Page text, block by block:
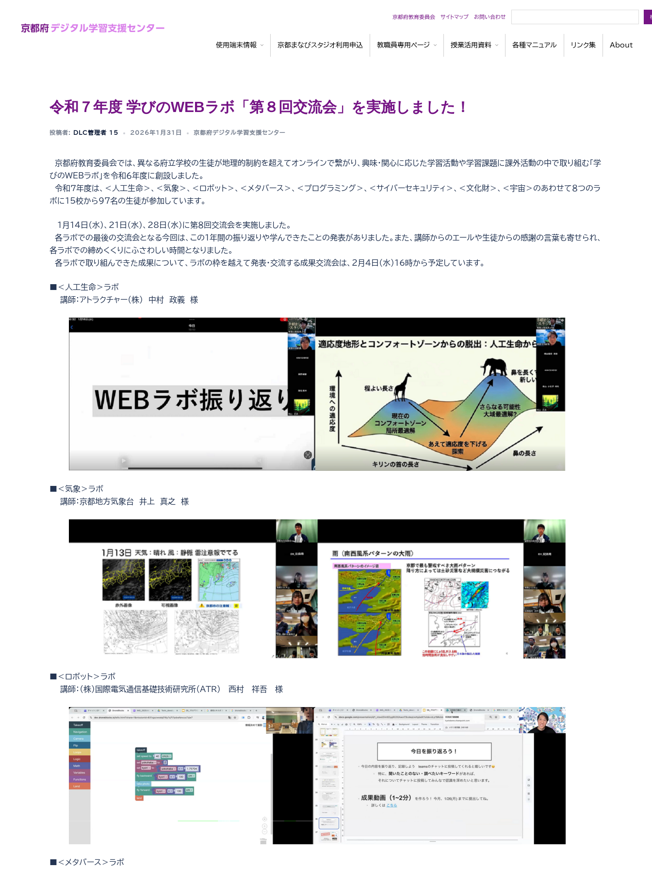
京都府教育委員会 サイトマップ お問い合わせ
索
使用端末情報 京都まなびスタジオ利用申込 教職員専用ページ 授業活用資料 各種マニュアル リンク集 About
令和７年度 学びのWEBラボ「第８回交流会」を実施しました！
投稿者: DLC管理者 15 2026年1月31日 京都府デジタル学習支援センター
京都府教育委員会では、異なる府立学校の生徒が地理的制約を超えてオンラインで繋がり、興味・関心に応じた学習活動や学習課題に課外活動の中で取り組む「学
びのWEBラボ」を令和６年度に創設しました。
令和７年度は、＜人工生命＞、＜気象＞、＜ロボット＞、＜メタバース＞、＜プログラミング＞、＜サイバーセキュリティ＞、＜文化財＞、＜宇宙＞のあわせて８つのラ
ボに15校から97名の生徒が参加しています。
１月14日（水）、21日（水）、28日（水）に第８回交流会を実施しました。
各ラボでの最後の交流会となる今回は、この１年間の振り返りや学んできたことの発表がありました。また、講師からのエールや生徒からの感謝の言葉も寄せられ、
各ラボでの締めくくりにふさわしい時間となりました。
各ラボで取り組んできた成果について、ラボの枠を越えて発表・交流する成果交流会は、２月４日（水）16時から予定しています。
■＜人工生命＞ラボ
講師：アトラクチャー（株） 中村 政義 様
■＜気象＞ラボ
講師：京都地方気象台 井上 真之 様
■＜ロボット＞ラボ
講師：（株）国際電気通信基礎技術研究所（ＡＴＲ） 西村 祥吾 様
■＜メタバース＞ラボ